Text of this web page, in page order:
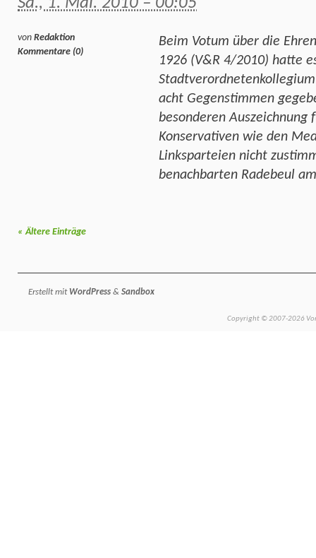
Beim Votum über die
1926 (V&R 4/2010) hatte
acht Gegenstimmen
besonderen
Konservativen wie den
Linksparteien nicht
benachbarten Radebeul
von Redaktion
Kommentare (0)
« Ältere Einträge
Erstellt mitWordPress & Sandbox
Copyright © 2007-2026